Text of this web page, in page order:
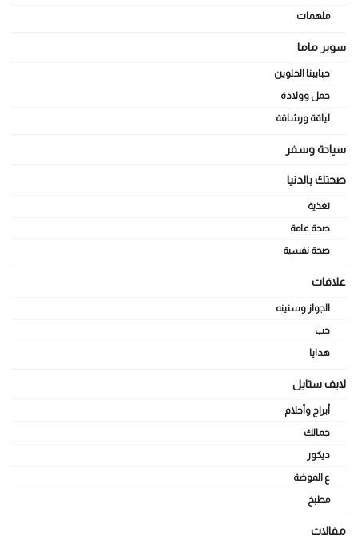
ملهمات
سوبر ماما
حبايبنا الحلوين
حمل وولادة
لياقة ورشاقة
سياحة وسفر
صحتك بالدنيا
تغذية
صحة عامة
صحة نفسية
علاقات
الجواز وسنينه
حب
هدايا
لايف ستايل
أبراج وأحلام
جمالك
ديكور
ع الموضة
مطبخ
مقالات